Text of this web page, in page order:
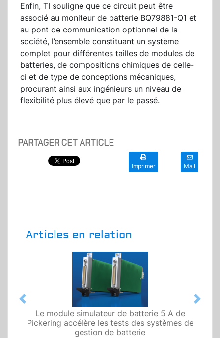
Enfin, TI souligne que ce circuit peut être
associé au moniteur de batterie BQ79881-Q1 et
au pont de communication optionnel de la
société, l’ensemble constituant un système
complet pour différentes tailles de modules de
batteries, de compositions chimiques de celle-
ci et de type de conceptions mécaniques,
procurant ainsi aux ingénieurs un niveau de
flexibilité plus élevé que par le passé.
PARTAGER CET ARTICLE
Imprimer Mail
Articles en relation
Le module simulateur de batterie 5 A de
Pickering accélère les tests des systèmes de
gestion de batterie
Previous Next